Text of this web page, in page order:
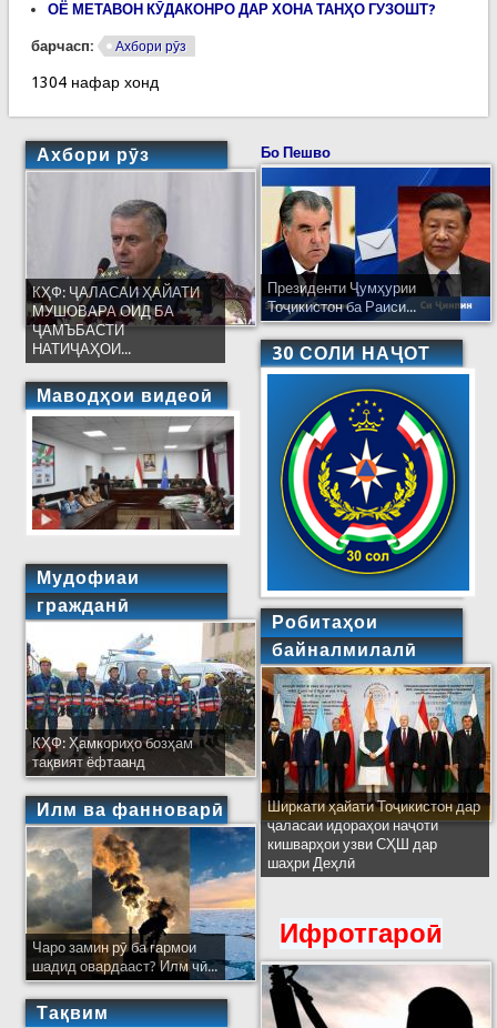
ОЁ МЕТАВОН КӮДАКОНРО ДАР ХОНА ТАНҲО ГУЗОШТ?
барчасп: Ахбори рӯз
1304 нафар хонд
Ахбори рӯз
КҲФ: ҶАЛАСАИ ҲАЙАТИ
МУШОВАРА ОИД БА
ҶАМЪБАСТИ
НАТИҶАҲОИ...
Маводҳои видеоӣ
Мудофиаи
гражданӣ
КҲФ: Ҳамкориҳо бозҳам
тақвият ёфтаанд
Илм ва фанноварӣ
Чаро замин рӯ ба гармои
шадид овардааст? Илм чӣ...
Тақвим
Бо Пешво
Президенти Ҷумҳурии
Тоҷикистон ба Раиси...
30 СОЛИ НАҶОТ
Робитаҳои
байналмилалӣ
Ширкати ҳайати Тоҷикистон дар
ҷаласаи идораҳои наҷоти
кишварҳои узви СҲШ дар
шаҳри Деҳлӣ
Ифротгароӣ